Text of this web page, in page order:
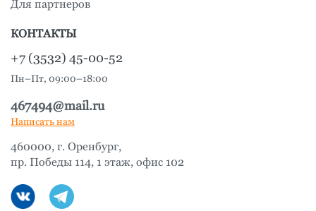
Для партнеров
КОНТАКТЫ
+7 (3532) 45-00-52
Пн–Пт, 09:00–18:00
467494@mail.ru
Написать нам
460000, г. Оренбург,
пр. Победы 114, 1 этаж, офис 102